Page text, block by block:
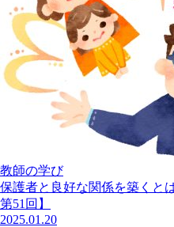
教師の学び
保護者と良好な関係を築くと
第51回】
2025.01.20